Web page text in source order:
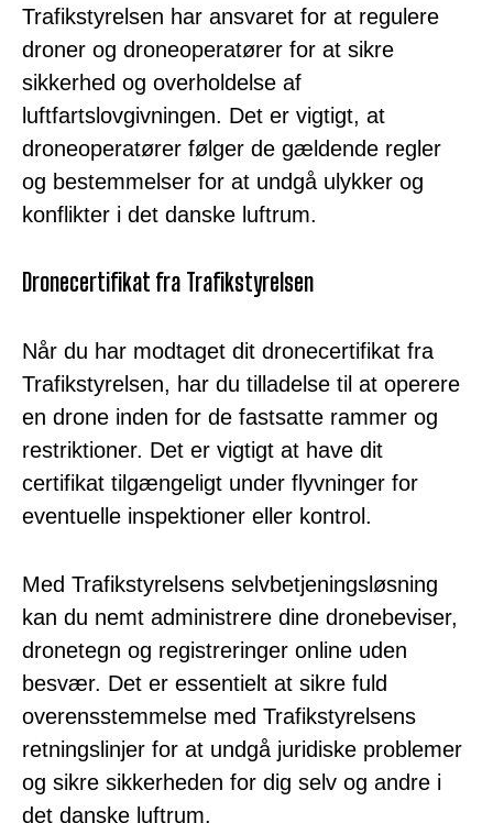
Trafikstyrelsen har ansvaret for at regulere
droner og droneoperatører for at sikre
sikkerhed og overholdelse af
luftfartslovgivningen. Det er vigtigt, at
droneoperatører følger de gældende regler
og bestemmelser for at undgå ulykker og
konflikter i det danske luftrum.
Dronecertifikat fra Trafikstyrelsen
Når du har modtaget dit dronecertifikat fra
Trafikstyrelsen, har du tilladelse til at operere
en drone inden for de fastsatte rammer og
restriktioner. Det er vigtigt at have dit
certifikat tilgængeligt under flyvninger for
eventuelle inspektioner eller kontrol.
Med Trafikstyrelsens selvbetjeningsløsning
kan du nemt administrere dine dronebeviser,
dronetegn og registreringer online uden
besvær. Det er essentielt at sikre fuld
overensstemmelse med Trafikstyrelsens
retningslinjer for at undgå juridiske problemer
og sikre sikkerheden for dig selv og andre i
det danske luftrum.